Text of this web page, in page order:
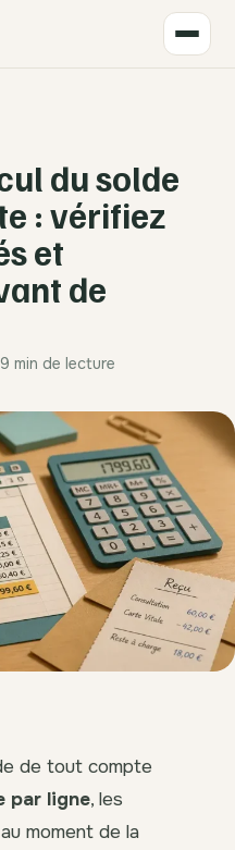
du solde
: vérifiez
et
de
9 min de lecture
de tout compte
par ligne, les
moment de la